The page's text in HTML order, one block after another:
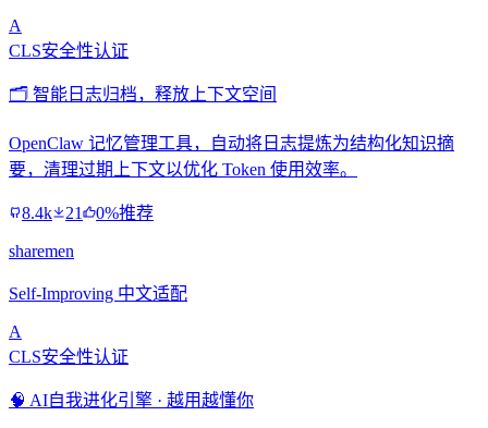
A
CLS安全性认证
🗂️ 智能日志归档，释放上下文空间
OpenClaw 记忆管理工具，自动将日志提炼为结构化知识摘
要，清理过期上下文以优化 Token 使用效率。
8.4k 21 0%推荐
sharemen
Self-Improving 中文适配
A
CLS安全性认证
🧠 AI自我进化引擎 · 越用越懂你